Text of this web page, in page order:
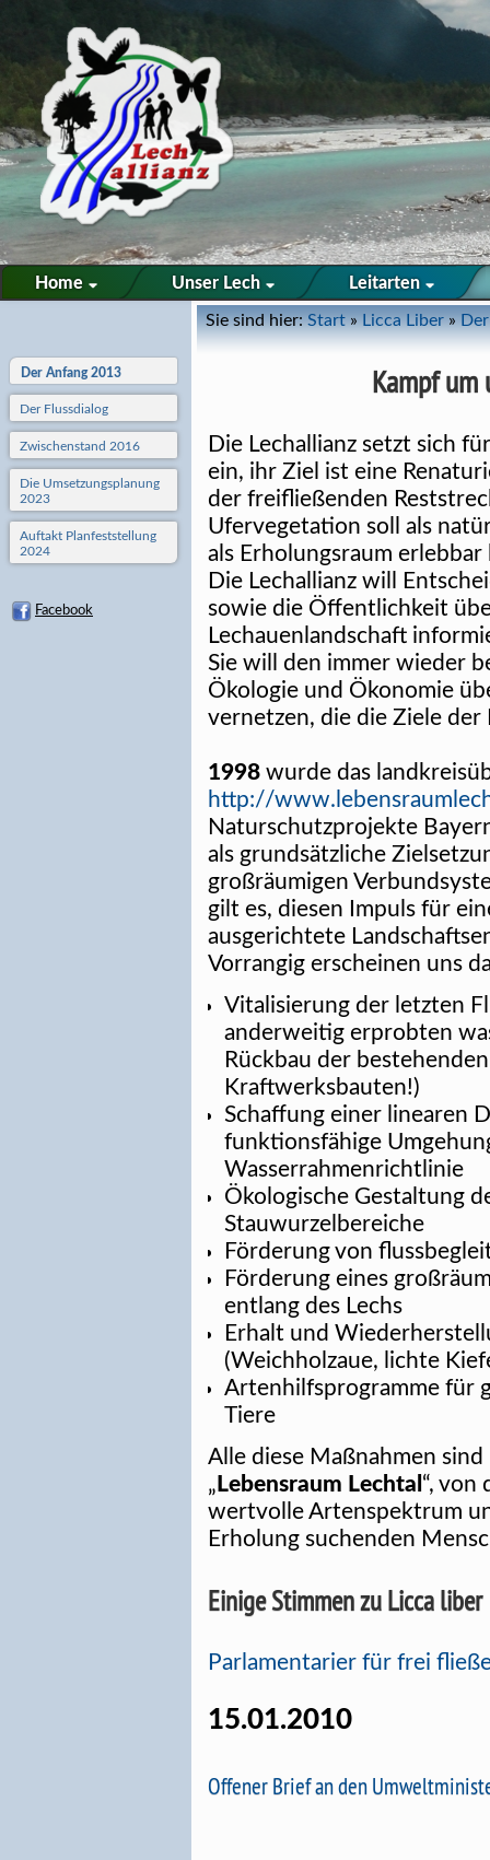
Home Unser Lech Leitarten
Der Anfang 2013
Der Flussdialog
Zwischenstand 2016
Die Umsetzungsplanung
2023
Auftakt Planfeststellung
2024
Facebook
Sie sind hier:Start»Licca Liber»
Kampf um
Die Lechallianz setzt sich
ein, ihr Ziel ist eine
der freifließenden
Ufervegetation soll als
als Erholungsraum erlebbar
Die Lechallianz will
sowie die Öffentlichkeit
Lechauenlandschaft
Sie will den immer wieder
Ökologie und Ökonomie
vernetzen, die die Ziele der
1998 wurde das
http://
Naturschutzprojekte
als grundsätzliche
großräumigen
gilt es, diesen Impuls für
ausgerichtete
Vorrangig erscheinen uns
Vitalisierung der letzten
anderweitig erprobten
Rückbau der
Kraftwerksbauten!)
Schaffung einer linearen
funktionsfähige
Wasserrahmenrichtlinie
Ökologische Gestaltung
Stauwurzelbereiche
Förderung von
Förderung eines
entlang des Lechs
Erhalt und
(Weichholzaue, lichte
Artenhilfsprogramme für
Tiere
Alle diese Maßnahmen
„ Lebensraum Lechtal “, von
wertvolle Artenspektrum
Erholung suchenden
Einige Stimmen zu Licca liber
Parlamentarier für frei
15.01.2010
Offener Brief an den